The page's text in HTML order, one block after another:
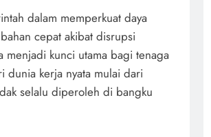
dalam memperkuat daya
cepat akibat disrupsi
kunci utama bagi tenaga
dunia kerja nyata mulai dari
selalu diperoleh di bangku